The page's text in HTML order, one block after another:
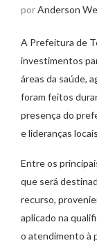
porAnderson
A Prefeitura de
investimentos
áreas da saúde,
foram feitos
presença do
e lideranças
Entre os
que será
recurso,
aplicado na
o atendimento à